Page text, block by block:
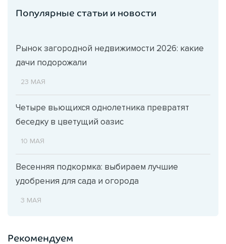
Популярные статьи и новости
Рынок загородной недвижимости 2026: какие
дачи подорожали
23 МАЯ
Четыре вьющихся однолетника превратят
беседку в цветущий оазис
10 МАЯ
Весенняя подкормка: выбираем лучшие
удобрения для сада и огорода
3 МАЯ
Рекомендуем